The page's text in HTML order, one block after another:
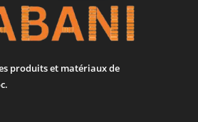
produits et matériaux de